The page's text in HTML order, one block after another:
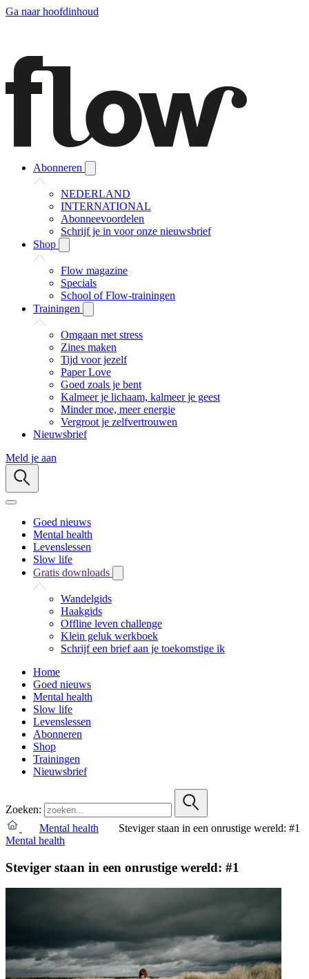
Ga naar hoofdinhoud
Abonneren
NEDERLAND
INTERNATIONAL
Abonneevoordelen
Schrijf je in voor onze nieuwsbrief
Shop
Flow magazine
Specials
School of Flow-trainingen
Trainingen
Omgaan met stress
Zines maken
Tijd voor jezelf
Paper Love
Goed zoals je bent
Kalmeer je lichaam, kalmeer je geest
Minder moe, meer energie
Vergroot je zelfvertrouwen
Nieuwsbrief
Meld je aan
Goed nieuws
Mental health
Levenslessen
Slow life
Gratis downloads
Wandelgids
Haakgids
Offline leven challenge
Klein geluk werkboek
Schrijf een brief aan je toekomstige ik
Home
Goed nieuws
Mental health
Slow life
Levenslessen
Abonneren
Shop
Trainingen
Nieuwsbrief
Zoeken:
Mental health
Steviger staan in een onrustige wereld: #1
Mental health
Steviger staan in een onrustige wereld: #1